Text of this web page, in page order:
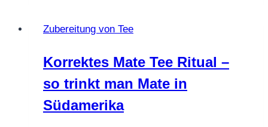
so
dir
der
perfekte
Aufguss
Zubereitung von Tee
Korrektes Mate Tee Ritual –
so trinkt man Mate in
Südamerika